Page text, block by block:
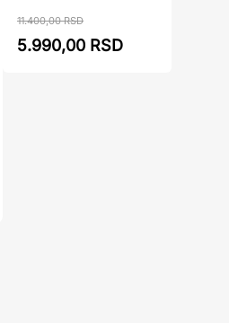
11.400,00 RSD
5.990,00 RSD